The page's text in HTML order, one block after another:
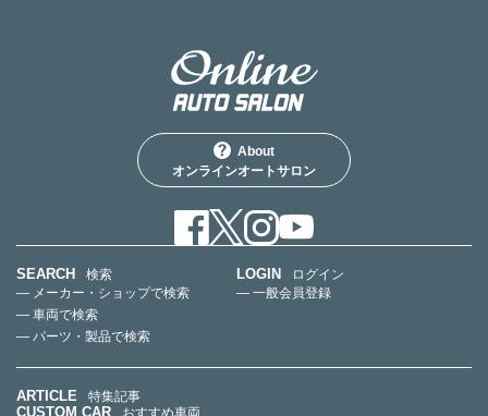
About
オンラインオートサロン
SEARCH
検索
— メーカー・ショップで検索
— 車両で検索
— パーツ・製品で検索
LOGIN
ログイン
— 一般会員登録
ARTICLE 特集記事
CUSTOM CAR おすすめ車両